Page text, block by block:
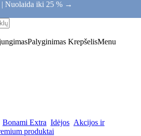
Nuolaida iki 25 % →
Palyginimas KrepšelisMenu
Bonami Extra Idėjos Akcijos ir
produktai